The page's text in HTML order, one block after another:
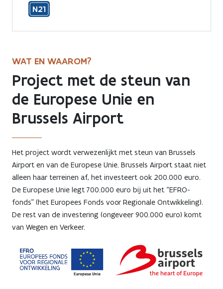
N21
WAT EN WAAROM?
Project met de steun van
de Europese Unie en
Brussels Airport
Het project wordt verwezenlijkt met steun van Brussels
Airport en van de Europese Unie. Brussels Airport staat niet
alleen haar terreinen af, het investeert ook 200.000 euro.
De Europese Unie legt 700.000 euro bij uit het “EFRO-
fonds” (het Europees Fonds voor Regionale Ontwikkeling).
De rest van de investering (ongeveer 900.000 euro) komt
van Wegen en Verkeer.